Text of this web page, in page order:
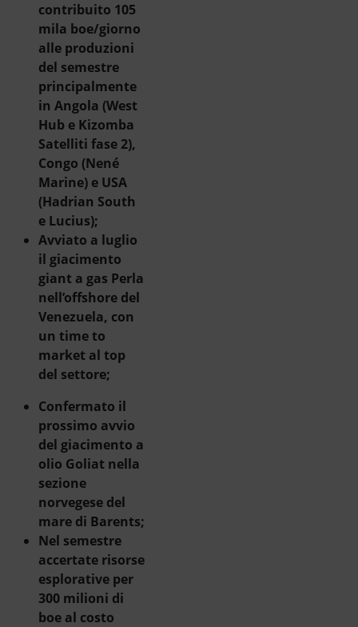
contribuito 105
mila boe/giorno
alle produzioni
del semestre
principalmente
in Angola (West
Hub e Kizomba
Satelliti fase 2),
Congo (Nené
Marine) e USA
(Hadrian South
e Lucius);
Avviato a luglio
il giacimento
giant a gas Perla
nell’offshore del
Venezuela, con
un time to
market al top
del settore;
Confermato il
prossimo avvio
del giacimento a
olio Goliat nella
sezione
norvegese del
mare di Barents;
Nel semestre
accertate risorse
esplorative per
300 milioni di
boe al costo